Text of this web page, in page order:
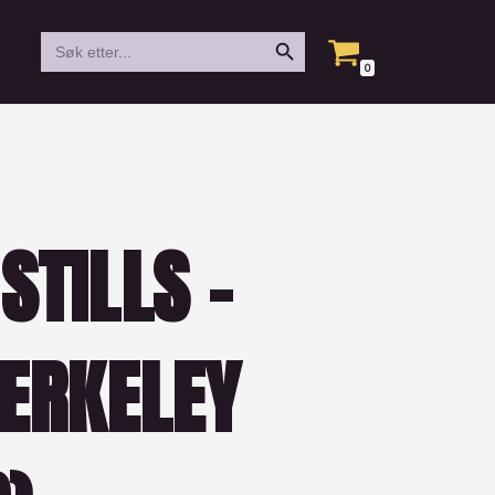
Search
for:
Search Button
0
–